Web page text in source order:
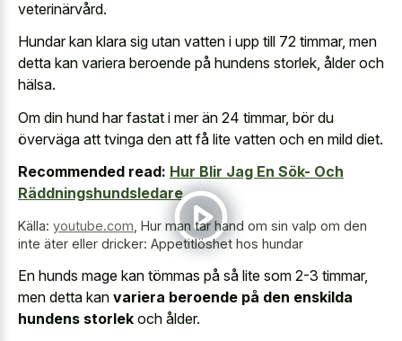
veterinärvård.
Hundar kan klara sig utan vatten i upp till 72 timmar, men
detta kan variera beroende på hundens storlek, ålder och
hälsa.
Om din hund har fastat i mer än 24 timmar, bör du
överväga att tvinga den att få lite vatten och en mild diet.
Recommended read: Hur Blir Jag En Sök- Och
Räddningshundsledare
Källa: youtube.com Hur man tar hand om sin valp om den
inte äter eller dricker: Appetitlöshet hos hundar
En hunds mage kan tömmas på så lite som 2-3 timmar,
men detta kan variera beroende på den enskilda
hundens storlek och ålder.